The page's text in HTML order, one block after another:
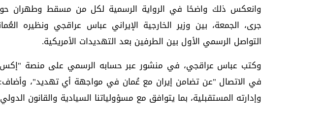
وانعكس ذلك واضحًا في الرواية الرسمية لكل من مسقط وطهران
جرى، الجمعة، بين وزير الخارجية الإيراني عباس عراقجي ونظيره
التواصل الرسمي الأول بين الطرفين بعد التهديدات الأمريكية.
وكتب عباس عراقجي، في منشور عبر حسابه الرسمي على منصة "إكس"
في الاتصال "عن تضامن إيران مع عُمان في مواجهة أي تهديد"،
وإدارته المستقبلية، بما يتوافق مع مسؤولياتنا السيادية والقانون